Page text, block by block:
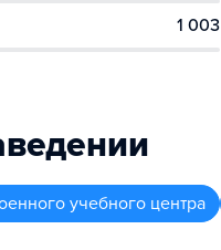
1 003
учебного центра